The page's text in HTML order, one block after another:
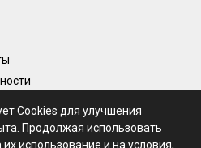
Cookies для улучшения
Продолжая использовать
использование и на условия,